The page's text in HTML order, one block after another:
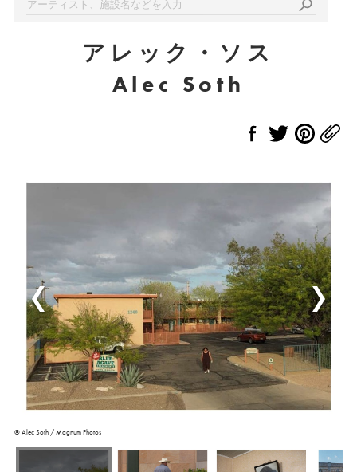
アレック・ソス
Alec Soth
© Alec Soth / Magnum Photos